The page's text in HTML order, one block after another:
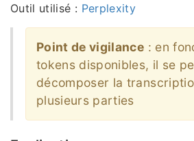
Outil utilisé : Perplexity
Point de vigilance : en
tokens disponibles, il se
décomposer la
plusieurs parties